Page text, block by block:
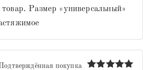
товар. Размер «универсальный»
покупка